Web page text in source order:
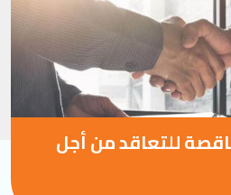
للتعاقد من أجل